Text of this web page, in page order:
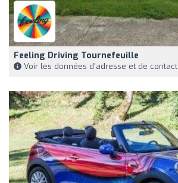
Feeling Driving Tournefeuille
Voir les données d'adresse et de contact